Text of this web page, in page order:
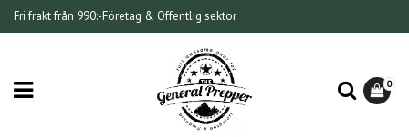
Fri frakt från 990:-Företag & Offentlig sektor
0